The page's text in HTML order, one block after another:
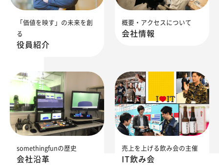
「価値を映す」の未来を創
る
役員紹介
概要・アクセスについて
会社情報
somethingfunの歴史
会社沿革
売上を上げる飲み会の主催
IT飲み会